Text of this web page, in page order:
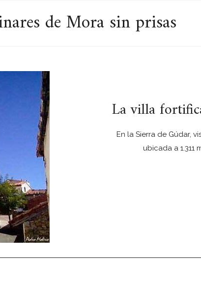
de Mora sin prisas
La villa
En la Sierra de Gúdar,
ubicada a 1.311